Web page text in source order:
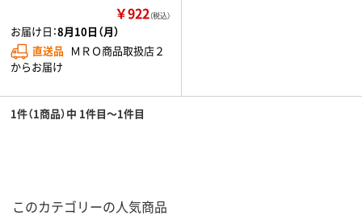
￥922（税込）
お届け日：8月10日（月）
直送品 ＭＲＯ商品取扱店２
からお届け
1件（1商品）中 1件目～1件目
このカテゴリーの人気商品